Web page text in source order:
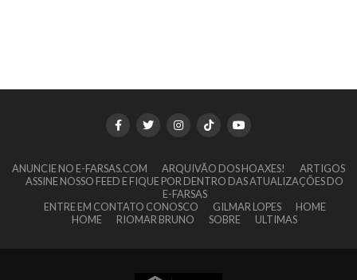
ANUNCIE NO E-FARSAS.COM ARQUIVÃO DOS HOAXES!
ARTIGOS
ASSINE NOSSO FEED E FIQUE POR DENTRO DAS ATUALIZAÇÕES DO
E-FARSAS
ENTRE EM CONTATO CONOSCO
GILMAR LOPES
HOME
HOME
RIOMAR BRUNO SOBRE ULTIMAS